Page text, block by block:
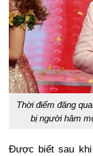
Thời điểm đăng
bị người hâm
Được biết sau